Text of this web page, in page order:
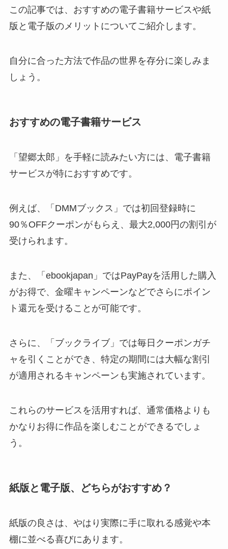
この記事では、おすすめの電子書籍サービスや紙
版と電子版のメリットについてご紹介します。
自分に合った方法で作品の世界を存分に楽しみま
しょう。
おすすめの電子書籍サービス
「望郷太郎」を手軽に読みたい方には、電子書籍
サービスが特におすすめです。
例えば、「DMMブックス」では初回登録時に
90％OFFクーポンがもらえ、最大2,000円の割引が
受けられます。
また、「ebookjapan」ではPayPayを活用した購入
がお得で、金曜キャンペーンなどでさらにポイン
ト還元を受けることが可能です。
さらに、「ブックライブ」では毎日クーポンガチ
ャを引くことができ、特定の期間には大幅な割引
が適用されるキャンペーンも実施されています。
これらのサービスを活用すれば、通常価格よりも
かなりお得に作品を楽しむことができるでしょ
う。
紙版と電子版、どちらがおすすめ？
紙版の良さは、やはり実際に手に取れる感覚や本
棚に並べる喜びにあります。